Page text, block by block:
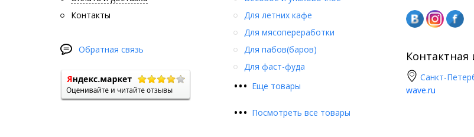
Контакты
Обратная связь
••• Еще товары
Для летних кафе
Для мясопереработки
Для пабов(баров)
Для фаст-фуда
••• Посмотреть все товары
Санкт-
wave.ru